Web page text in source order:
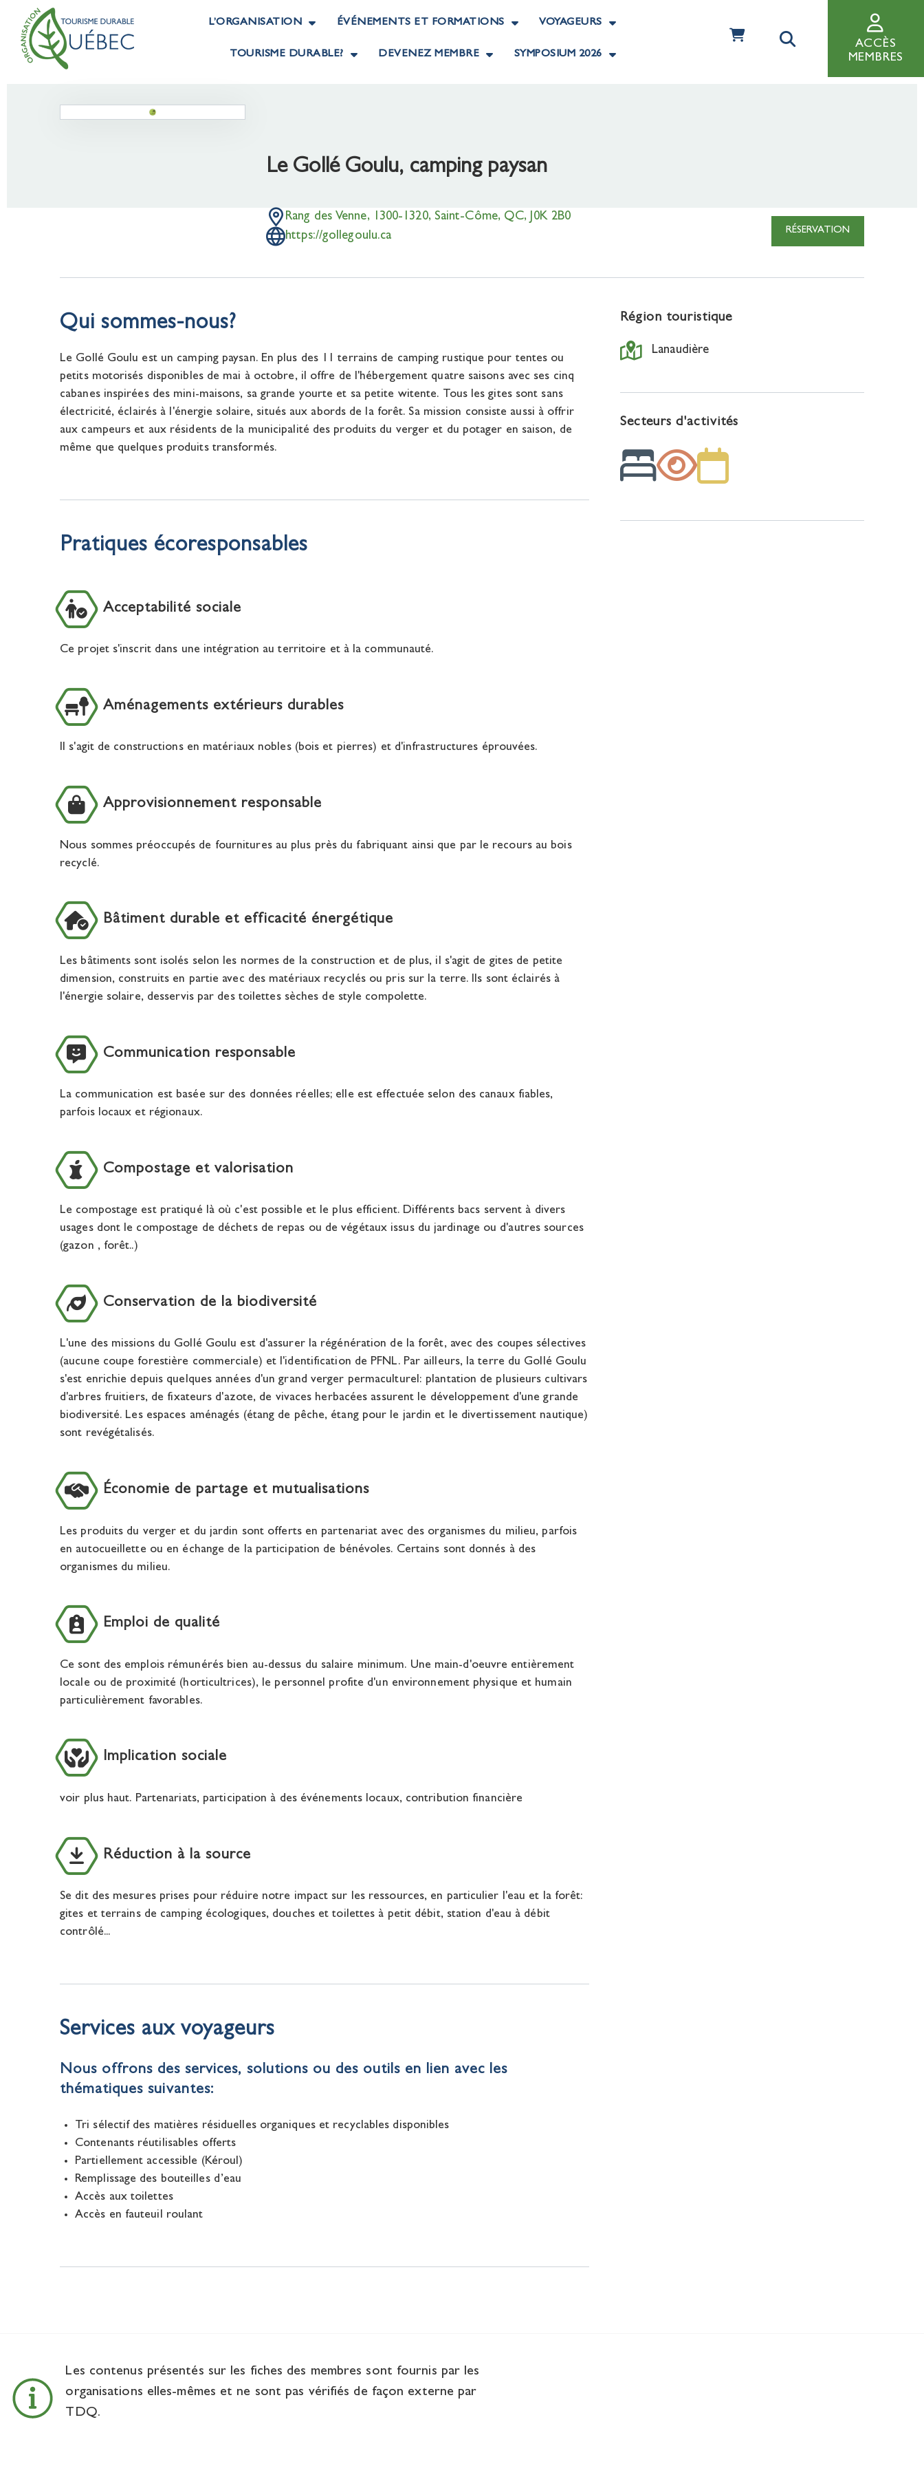
L’ORGANISATION ÉVÉNEMENTS ET FORMATIONS VOYAGEURS
TOURISME DURABLE? DEVENEZ MEMBRE SYMPOSIUM 2026
ACCÈS
MEMBRES
Le Gollé Goulu, camping paysan
Rang des Venne, 1300-1320, Saint-Côme, QC, J0K 2B0
https://gollegoulu.ca
RÉSERVATION
Qui sommes-nous?
Le Gollé Goulu est un camping paysan. En plus des 11 terrains de camping rustique pour tentes ou
petits motorisés disponibles de mai à octobre, il offre de l'hébergement quatre saisons avec ses cinq
cabanes inspirées des mini-maisons, sa grande yourte et sa petite witente. Tous les gites sont sans
électricité, éclairés à l'énergie solaire, situés aux abords de la forêt. Sa mission consiste aussi à offrir
aux campeurs et aux résidents de la municipalité des produits du verger et du potager en saison, de
même que quelques produits transformés.
Pratiques écoresponsables
Acceptabilité sociale
Ce projet s'inscrit dans une intégration au territoire et à la communauté.
Aménagements extérieurs durables
Il s'agit de constructions en matériaux nobles (bois et pierres) et d'infrastructures éprouvées.
Approvisionnement responsable
Nous sommes préoccupés de fournitures au plus près du fabriquant ainsi que par le recours au bois
recyclé.
Bâtiment durable et efficacité énergétique
Les bâtiments sont isolés selon les normes de la construction et de plus, il s'agit de gites de petite
dimension, construits en partie avec des matériaux recyclés ou pris sur la terre. Ils sont éclairés à
l'énergie solaire, desservis par des toilettes sèches de style compolette.
Communication responsable
La communication est basée sur des données réelles; elle est effectuée selon des canaux fiables,
parfois locaux et régionaux.
Compostage et valorisation
Le compostage est pratiqué là où c'est possible et le plus efficient. Différents bacs servent à divers
usages dont le compostage de déchets de repas ou de végétaux issus du jardinage ou d'autres sources
(gazon , forêt..)
Conservation de la biodiversité
L'une des missions du Gollé Goulu est d'assurer la régénération de la forêt, avec des coupes sélectives
(aucune coupe forestière commerciale) et l'identification de PFNL. Par ailleurs, la terre du Gollé Goulu
s'est enrichie depuis quelques années d'un grand verger permaculturel: plantation de plusieurs cultivars
d'arbres fruitiers, de fixateurs d'azote, de vivaces herbacées assurent le développement d'une grande
biodiversité. Les espaces aménagés (étang de pêche, étang pour le jardin et le divertissement nautique)
sont revégétalisés.
Économie de partage et mutualisations
Les produits du verger et du jardin sont offerts en partenariat avec des organismes du milieu, parfois
en autocueillette ou en échange de la participation de bénévoles. Certains sont donnés à des
organismes du milieu.
Emploi de qualité
Ce sont des emplois rémunérés bien au-dessus du salaire minimum. Une main-d'oeuvre entièrement
locale ou de proximité (horticultrices), le personnel profite d'un environnement physique et humain
particulièrement favorables.
Implication sociale
voir plus haut. Partenariats, participation à des événements locaux, contribution financière
Réduction à la source
Se dit des mesures prises pour réduire notre impact sur les ressources, en particulier l'eau et la forêt:
gites et terrains de camping écologiques, douches et toilettes à petit débit, station d'eau à débit
contrôlé...
Services aux voyageurs
Nous offrons des services, solutions ou des outils en lien avec les
thématiques suivantes:
Tri sélectif des matières résiduelles organiques et recyclables disponibles
Contenants réutilisables offerts
Partiellement accessible (Kéroul)
Remplissage des bouteilles d’eau
Accès aux toilettes
Accès en fauteuil roulant
Région touristique
Lanaudière
Secteurs d'activités
Les contenus présentés sur les fiches des membres sont fournis par les
organisations elles-mêmes et ne sont pas vérifiés de façon externe par
TDQ.